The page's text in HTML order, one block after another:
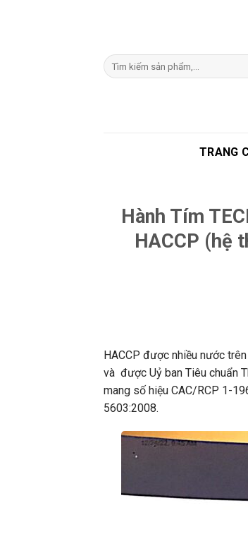
Tìm
kiếm:
TRANG
Hành Tím
HACCP (hệ
HACCP được nhiều nước
và được Uỷ ban Tiêu chuẩn
mang số hiệu CAC/RCP 1-
5603:2008.